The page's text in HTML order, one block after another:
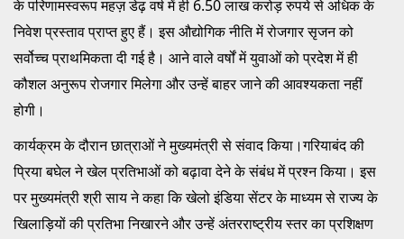
के परिणामस्वरूप महज़ डेढ़ वर्ष में ही 6.50 लाख करोड़ रुपये से अधिक के
निवेश प्रस्ताव प्राप्त हुए हैं। इस औद्योगिक नीति में रोजगार सृजन को
सर्वोच्च प्राथमिकता दी गई है। आने वाले वर्षों में युवाओं को प्रदेश में ही
कौशल अनुरूप रोजगार मिलेगा और उन्हें बाहर जाने की आवश्यकता नहीं
होगी।
कार्यक्रम के दौरान छात्राओं ने मुख्यमंत्री से संवाद किया।गरियाबंद की
प्रिया बघेल ने खेल प्रतिभाओं को बढ़ावा देने के संबंध में प्रश्न किया। इस
पर मुख्यमंत्री श्री साय ने कहा कि खेलो इंडिया सेंटर के माध्यम से राज्य के
खिलाड़ियों की प्रतिभा निखारने और उन्हें अंतरराष्ट्रीय स्तर का प्रशिक्षण